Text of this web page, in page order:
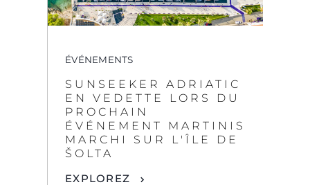
ÉVÉNEMENTS
SUNSEEKER ADRIATIC
EN VEDETTE LORS DU
PROCHAIN
ÉVÉNEMENT MARTINIS
MARCHI SUR L'ÎLE DE
ŠOLTA
EXPLOREZ